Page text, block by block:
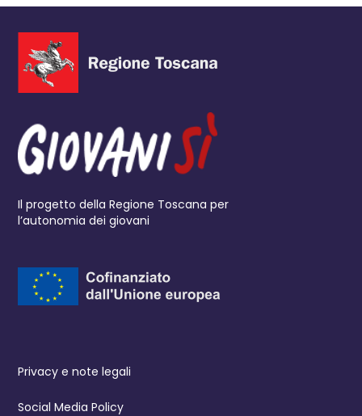
Il progetto della Regione Toscana per
l’autonomia dei giovani
Privacy e note legali
Social Media Policy